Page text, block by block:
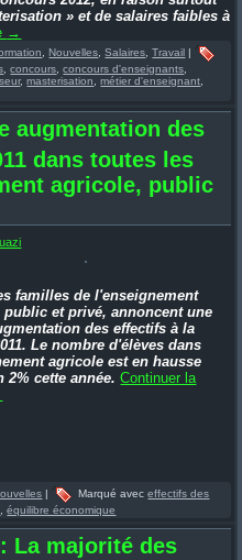
» et de salaires faibles à
→
Nouvelles ,Salaires ,Travail |
,concours,concours d'enseignants,
,masterisation,métier d'enseignant,
augmentation des
dans toutes les
agricole, public
familles de l'enseignement
public et privé, annoncent une
des effectifs à la
Le nombre d'élèves dans
agricole est en hausse
2% cette année. Continuer la
| Marqué avec effectifs des
,équilibre économique
La majorité des